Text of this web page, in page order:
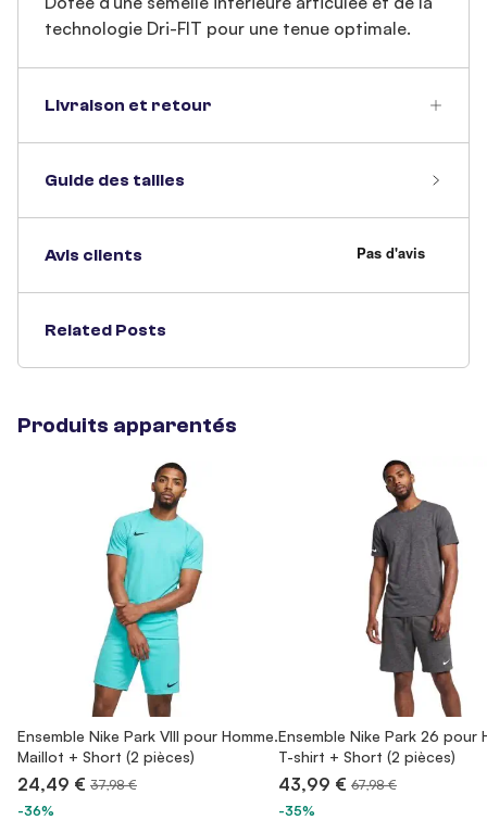
technologie Dri-FIT pour une tenue optimale.
Livraison et retour
Guide des tailles
Avis clients
Related Posts
Produits apparentés
Ensemble Nike Park VIII pour Homme.
Maillot + Short (2 pièces)
24,49 € 37,98 €
-36%
Ensemble Nike Park 26 pour
T-shirt + Short (2 pièces)
43,99 € 67,98 €
-35%